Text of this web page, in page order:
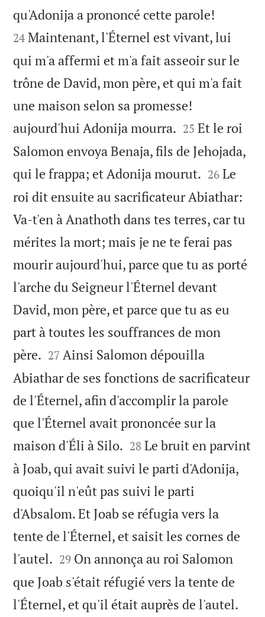
qu'Adonija a prononcé cette parole!
24 Maintenant, l'Éternel est vivant, lui
qui m'a affermi et m'a fait asseoir sur le
trône de David, mon père, et qui m'a fait
une maison selon sa promesse!
aujourd'hui Adonija mourra. 

25 Et le roi
Salomon envoya Benaja, fils de Jehojada,
qui le frappa; et Adonija mourut. 

26 Le
roi dit ensuite au sacrificateur Abiathar:
Va-t'en à Anathoth dans tes terres, car tu
mérites la mort; mais je ne te ferai pas
mourir aujourd'hui, parce que tu as porté
l'arche du Seigneur l'Éternel devant
David, mon père, et parce que tu as eu
part à toutes les souffrances de mon
père. 

27 Ainsi Salomon dépouilla
Abiathar de ses fonctions de sacrificateur
de l'Éternel, afin d'accomplir la parole
que l'Éternel avait prononcée sur la
maison d'Éli à Silo. 

28 Le bruit en parvint
à Joab, qui avait suivi le parti d'Adonija,
quoiqu'il n'eût pas suivi le parti
d'Absalom. Et Joab se réfugia vers la
tente de l'Éternel, et saisit les cornes de
l'autel. 

29 On annonça au roi Salomon
que Joab s'était réfugié vers la tente de
l'Éternel, et qu'il était auprès de l'autel.